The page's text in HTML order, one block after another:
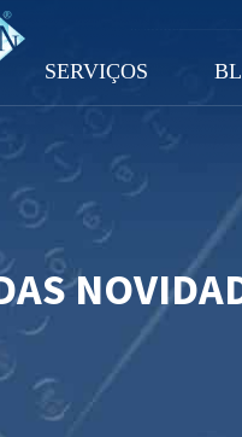
SERVIÇOS